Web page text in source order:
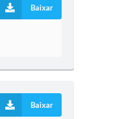
Baixar
Baixar